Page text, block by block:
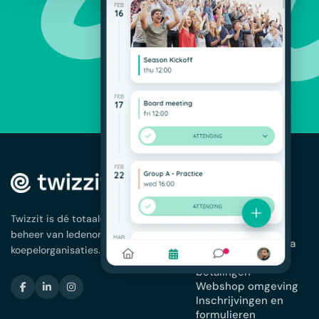
Twizzit is dé totaaloplossing voor het
beheer van ledenorganisaties en
koepelorganisaties.
OPLOSSINGEN
Ledenbeheer
App voor je
vereniging
Planning en agenda
Facturatie en
betalingen
Webshop omgeving
Inschrijvingen en
formulieren